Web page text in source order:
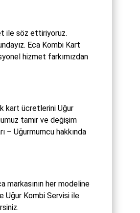
ile söz ettiriyoruz.
Eca Kombi Kart
hizmet farkımızdan
kart ücretlerini Uğur
tamir ve değişim
– Uğurmumcu hakkında
markasının her modeline
Uğur Kombi Servisi ile